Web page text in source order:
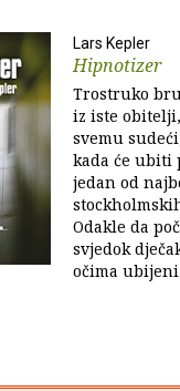
Lars Kepler
Hipnotizer
Trostruko
iz iste
svemu
kada će ubiti
jedan od
Odakle da
svjedok
očima ubijeni